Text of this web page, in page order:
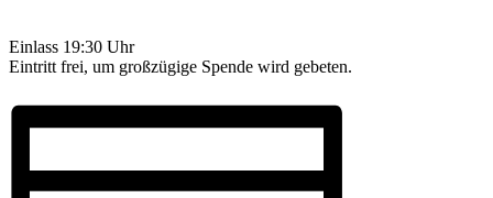
Einlass 19:30 Uhr
Eintritt frei, um großzügige Spende wird gebeten.